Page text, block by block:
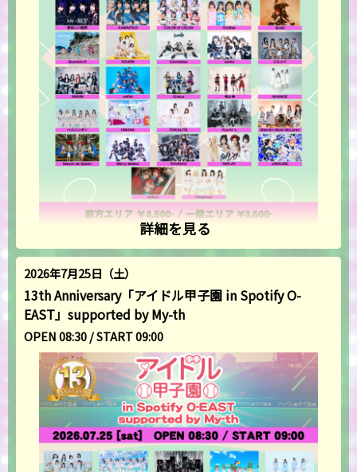
詳細を見る
2026年7月25日（土）
13th Anniversary「アイドル甲子園 in Spotify O-
EAST」supported by My-th
OPEN 08:30 / START 09:00